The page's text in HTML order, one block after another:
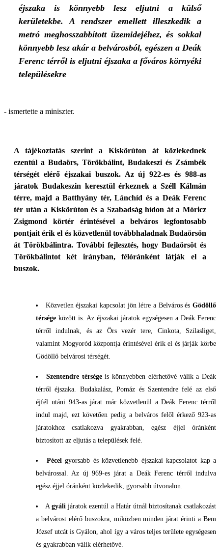
éjszaka is könnyebb lesz eljutni a külső
kerületekbe. A rendszer emellett illeszkedik a
metró meghosszabbított üzemidejéhez, és sokkal
könnyebb lesz akár a belvárosból, egészen a Deák
Ferenc térről is eljutni éjszaka a főváros környéki
településekre
- ismertette a miniszter.
A tájékoztatás szerint a Kiskörúton át közlekednek
ezentúl a Budaörs, Törökbálint, Budakeszi és Zsámbék
térségét elérő éjszakai buszok. Az új 922-es és 988-as
járatok Budakeszin keresztül érkeznek a Széll Kálmán
térre, majd a Batthyány tér, Lánchíd és a Deák Ferenc
tér után a Kiskörúton és a Szabadság hídon át a Móricz
Zsigmond körtér érintésével a belváros legfontosabb
pontjait érik el és közvetlenül továbbhaladnak Budaörsön
át Törökbálintra. További fejlesztés, hogy Budaörsöt és
Törökbálintot két irányban, félóránként látják el a
buszok.
Közvetlen éjszakai kapcsolat jön létre a Belváros ésGödöllő
térsége között is. Az éjszakai járatok egységesen a Deák Ferenc
térről indulnak, és az Örs vezér tere, Cinkota, Szilasliget,
valamint Mogyoród központja érintésével érik el és járják körbe
Gödöllő belvárosi térségét.
Szentendre térségeis könnyebben elérhetővé válik a Deák
térről éjszaka. Budakalász, Pomáz és Szentendre felé az első
éjfél utáni 943-as járat már közvetlenül a Deák Ferenc térről
indul majd, ezt követően pedig a belváros felől érkező 923-as
járatokhoz csatlakozva gyakrabban, egész éjjel óránként
biztosított az eljutás a települések felé.
Pécel gyorsabb és közvetlenebb éjszakai kapcsolatot kap a
belvárossal. Az új 969-es járat a Deák Ferenc térről indulva
egész éjjel óránként közlekedik, gyorsabb útvonalon.
Agyáli járatok ezentúl a Határ útnál biztosítanak csatlakozást
a belvárost elérő buszokra, miközben minden járat érinti a Bem
József utcát is Gyálon, ahol így a város teljes területe egységesen
és gyakrabban válik elérhetővé.